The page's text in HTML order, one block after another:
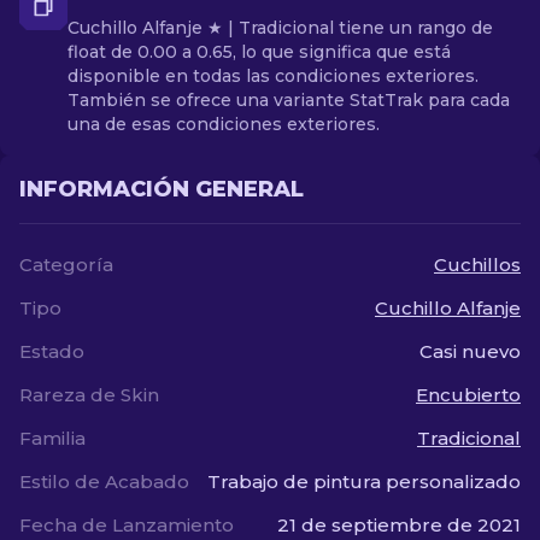
Cuchillo Alfanje ★ | Tradicional tiene un rango de
float de 0.00 a 0.65, lo que significa que está
disponible en todas las condiciones exteriores.
También se ofrece una variante StatTrak para cada
una de esas condiciones exteriores.
INFORMACIÓN GENERAL
Categoría
Cuchillos
Tipo
Cuchillo Alfanje
Estado
Casi nuevo
Rareza de Skin
Encubierto
Familia
Tradicional
Estilo de Acabado
Trabajo de pintura personalizado
Fecha de Lanzamiento
21 de septiembre de 2021